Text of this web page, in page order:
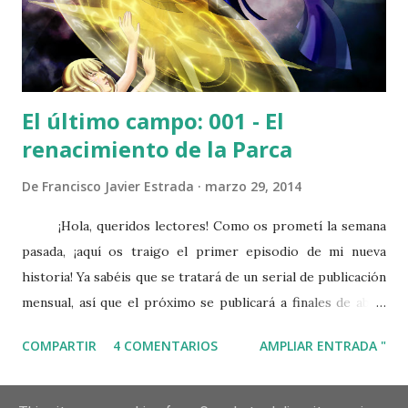
el momento de saldar la deuda que contrajeron en su
momento. Cumplir el juramento que no p...
El último campo: 001 - El
renacimiento de la Parca
De Francisco Javier Estrada marzo 29, 2014
¡Hola, queridos lectores! Como os prometí la semana
pasada, ¡aquí os traigo el primer episodio de mi nueva
historia! Ya sabéis que se tratará de un serial de publicación
mensual, así que el próximo se publicará a finales de abril.
los antecedentes, presentando a algún personaje bastante
Tierras entre los Abismos, el mundo en el que se sitúa la
COMPARTIR 4 COMENTARIOS AMPLIAR ENTRADA "